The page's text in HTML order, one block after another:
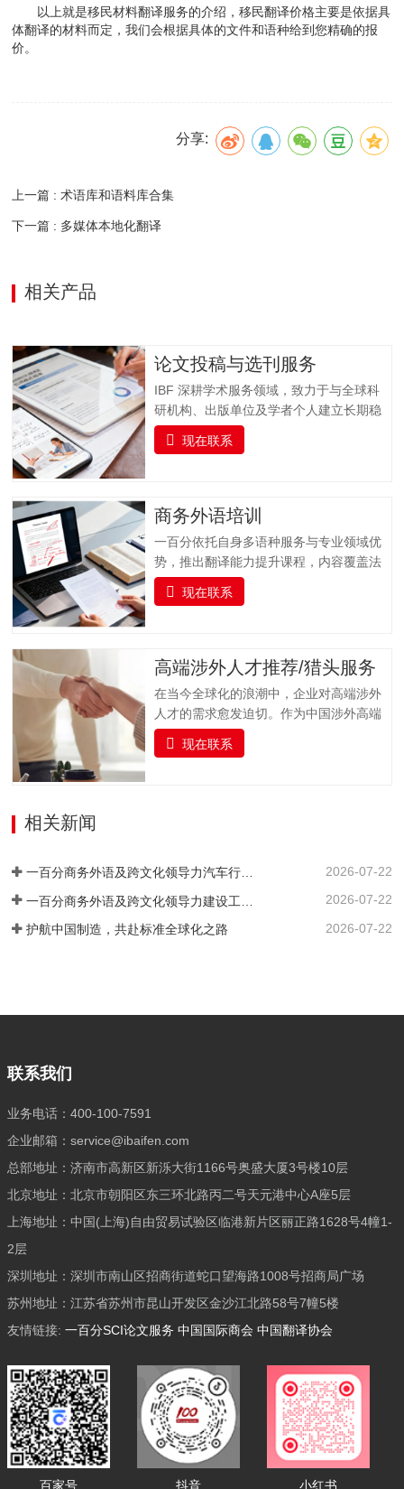
以上就是移民材料翻译服务的介绍，移民翻译价格主要是依据具
体翻译的材料而定，我们会根据具体的文件和语种给到您精确的报
价。
分享:
上一篇 : 术语库和语料库合集
下一篇 : 多媒体本地化翻译
相关产品
论文投稿与选刊服务
IBF 深耕学术服务领域，致力于与全球科
研机构、出版单位及学者个人建立长期稳
固的合作关系，打造集学术交流、资源整
合与专业支持于一体的科研服务平台。我
核心，提供全流程学术支持，同时实时跟
踪科研前沿，推送更新科研动态资讯并提
供文献检索服务，助力科研工作者高效获
取关键信息，加速学术成果转化与发表。
一、全流程支持：专业投稿指导服务从论
文提交到最终录用，我们全程陪伴，以专
前准备指导协助作者完成投稿前的各项准
备工作，包括论文格式调整（…
现在联系
商务外语培训
一百分依托自身多语种服务与专业领域优
势，推出翻译能力提升课程，内容覆盖法
律、金融、医疗、交通运输、专业技术、
教育等多个专业领域，支持多种语言的培
面提升语言实战技能，培养具备扎实语言
基础、跨文化沟通能力与专业领域知识的
复合型翻译人才，助力企业国际化发展与
行业人才队伍建设。一百分提供全面的、
系统的雅思及俄语（ТРКИ）、日语
（JLPT）、韩语（TOPIK）、法语
现在联系
高端涉外人才推荐/猎头服务
在当今全球化的浪潮中，企业对高端涉外
人才的需求愈发迫切。作为中国涉外高端
人才猎头的标杆品牌，一百分凭借精准对
接国内外高端人才与企业需求，凭借敏锐
又深谙专业领域的高端复合型人才。通过
严谨的流程与专业的眼光，确保每一位推
荐到您身边的人才，契合企业的国际化发
展战略，高效赋能，助力您的企业在国际
现在联系
相关新闻
一百分商务外语及跨文化领导力汽车行业培训案例 ——知名汽车出海企业国际化营销人才英语应用能力强化实践 2026-07-22
2026-07-22
护航中国制造，共赴标准全球化之路 2026-07-22
联系我们
业务电话：400-100-7591
企业邮箱：service@ibaifen.com
总部地址：济南市高新区新泺大街1166号奥盛大厦3号楼10层
北京地址：北京市朝阳区东三环北路丙二号天元港中心A座5层
上海地址：中国(上海)自由贸易试验区临港新片区丽正路1628号4幢1-
2层
深圳地址：深圳市南山区招商街道蛇口望海路1008号招商局广场
苏州地址：江苏省苏州市昆山开发区金沙江北路58号7幢5楼
友情链接: 一百分SCI论文服务 中国国际商会 中国翻译协会
百家号 抖音 小红书